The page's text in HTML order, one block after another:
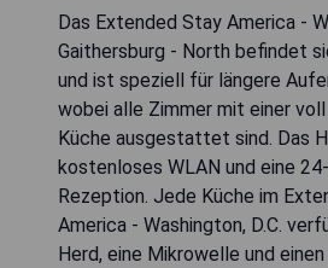
Das Extended Stay America -
Gaithersburg - North befindet
und ist speziell für längere
wobei alle Zimmer mit einer
Küche ausgestattet sind. Das
kostenloses WLAN und eine
Rezeption. Jede Küche im
America - Washington, D.C.
Herd, eine Mikrowelle und